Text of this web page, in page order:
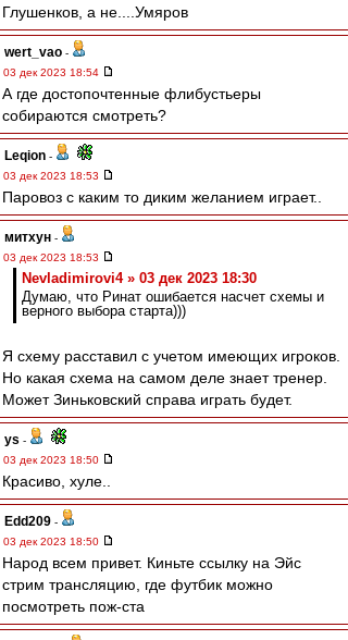
Глушенков, а не....Умяров
wert_vao -
03 дек 2023 18:54
А где достопочтенные флибустьеры
собираются смотреть?
Leqion -
03 дек 2023 18:53
Паровоз с каким то диким желанием играет..
митхун -
03 дек 2023 18:53
Nevladimirovi4 » 03 дек 2023 18:30
Думаю, что Ринат ошибается насчет схемы и
верного выбора старта)))
Я схему расставил с учетом имеющих игроков.
Но какая схема на самом деле знает тренер.
Может Зиньковский справа играть будет.
ys -
03 дек 2023 18:50
Красиво, хуле..
Edd209 -
03 дек 2023 18:50
Народ всем привет. Киньте ссылку на Эйс
стрим трансляцию, где футбик можно
посмотреть пож-ста